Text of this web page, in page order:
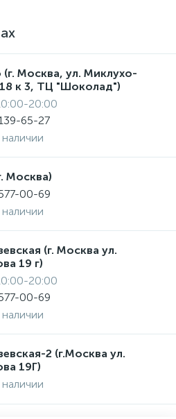
(г. Москва, ул. Миклухо-
к 3, ТЦ "Шоколад")
20:00
65-27
Москва)
00-69
(г. Москва ул.
19 г)
20:00
00-69
2 (г.Москва ул.
19Г)